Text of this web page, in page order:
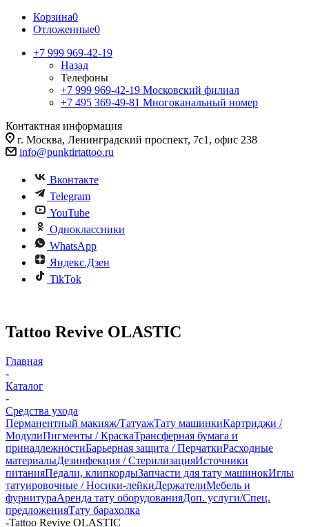
Корзина0
Отложенные0
+7 999 969-42-19
Назад
Телефоны
+7 999 969-42-19 Московский филиал
+7 495 369-49-81 Многоканальный номер
Контактная информация
г. Москва, Ленинградский проспект, 7с1, офис 238
info@punktirtattoo.ru
Вконтакте
Telegram
YouTube
Одноклассники
WhatsApp
Яндекс.Дзен
TikTok
Tattoo Revive OLASTIC
Главная
-
Каталог
-
Средства ухода
Перманентный макияж/ТатуажТату машинкиКартриджи /
МодулиПигменты / КраскаТрансферная бумага и
принадлежностиБарьерная защита / ПерчаткиРасходные
материалыДезинфекция / СтерилизацияИсточники
питанияПедали, клипкордыЗапчасти для тату машинокИглы
татуировочные / Носики-лейкиДержателиМебель и
фурнитураАренда тату оборудованияДоп. услуги/Спец.
предложенияТату барахолка
-Tattoo Revive OLASTIC